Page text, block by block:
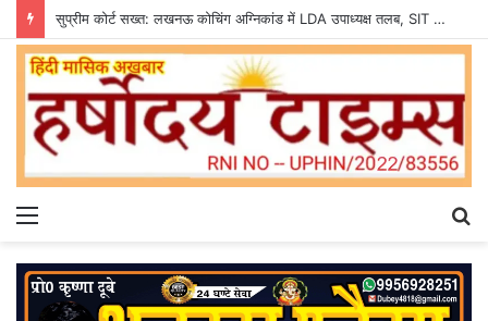
सुप्रीम कोर्ट सख्त: लखनऊ कोचिंग अग्निकांड में LDA उपाध्यक्ष तलब, SIT से मांगी सीलबंद रिपोर्ट
Menu